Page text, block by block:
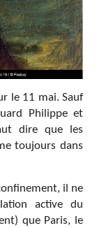
le 11 mai. Sauf
Philippe et
dire que les
toujours dans
il ne
active du
que Paris, le